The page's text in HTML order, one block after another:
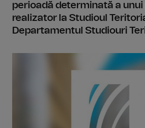
perioadă determinată a unui
realizator la Studioul
Departamentul Studiouri